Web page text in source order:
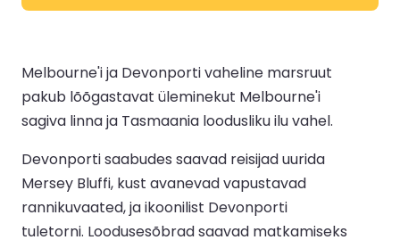
Melbourne'i ja Devonporti vaheline marsruut
pakub lõõgastavat üleminekut Melbourne'i
sagiva linna ja Tasmaania loodusliku ilu vahel.
Devonporti saabudes saavad reisijad uurida
Mersey Bluffi, kust avanevad vapustavad
rannikuvaated, ja ikoonilist Devonporti
tuletorni. Loodusesõbrad saavad matkamiseks